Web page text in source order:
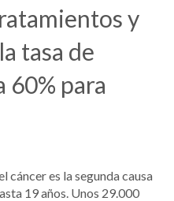
y
tasa de
60% para
cáncer es la segunda causa
19 años. Unos 29.000